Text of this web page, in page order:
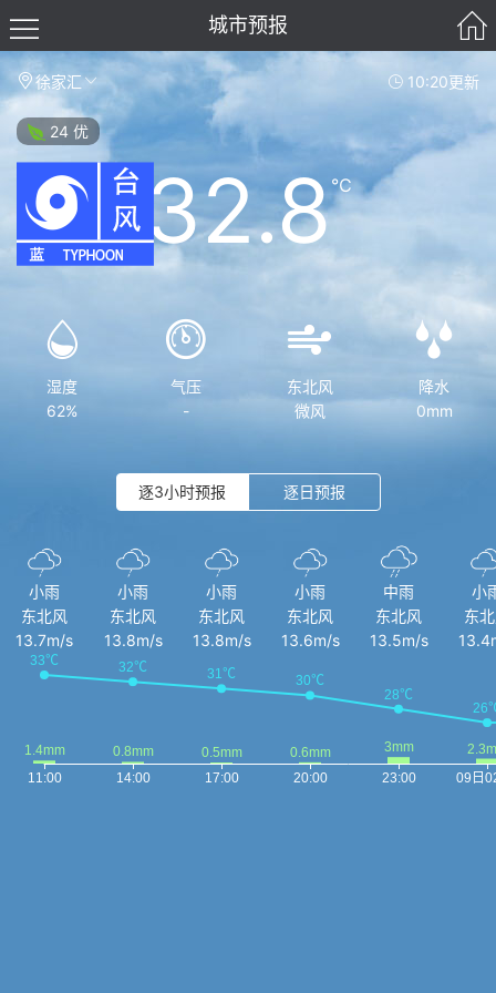
城市预报
徐家汇 10:20更新
24 优
32.8℃
湿度
62%
气压
-
东北风
微风
降水
0mm
逐3小时预报 逐日预报
小雨 小雨 小雨 小雨 中雨
小
东北风
13.7m/s
东北风
13.8m/s
东北风
13.8m/s
东北风
13.6m/s
东北风
13.5m/s
东